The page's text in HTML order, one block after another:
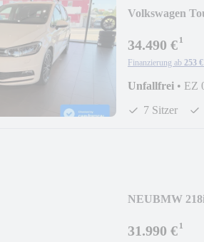
Volkswagen
34.490 €¹
Finanzierung ab 253 €
Unfallfrei • EZ
7 Sitzer
NEUBMW
31.990 €¹